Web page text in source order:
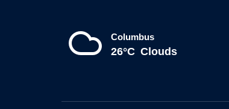
Columbus
26°C Clouds